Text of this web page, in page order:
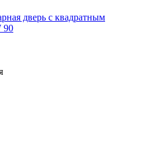
дверь с квадратным
90